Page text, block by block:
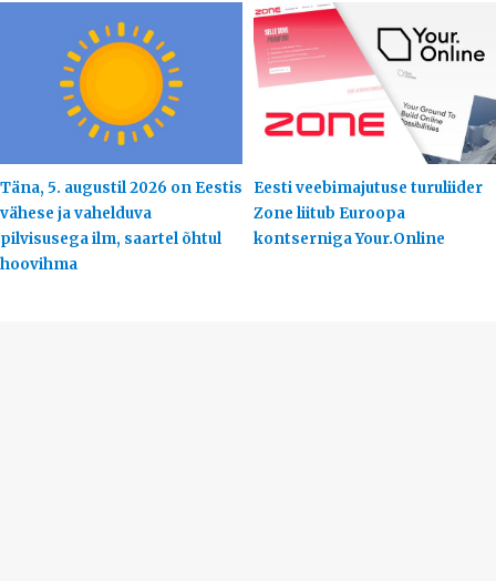
Täna, 5. augustil 2026 on Eestis
vähese ja vahelduva
pilvisusega ilm, saartel õhtul
hoovihma
Eesti veebimajutuse turuliider
Zone liitub Euroopa
kontserniga Your.Online